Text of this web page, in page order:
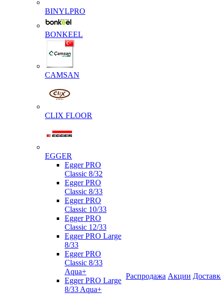
BINYLPRO
BONKEEL
CAMSAN
CLIX FLOOR
EGGER
Egger PRO
Classic 8/32
Egger PRO
Classic 8/33
Egger PRO
Classic 10/33
Egger PRO
Classic 12/33
Egger PRO Large
8/33
Egger PRO
Classic 8/33
Aqua+
Egger PRO Large
8/33 Aqua+
Распродажа Акции